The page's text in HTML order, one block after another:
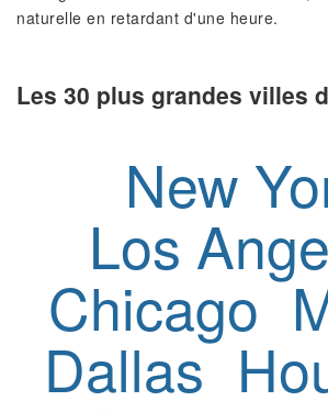
naturelle en retardant d'une heure.
Les 30 plus grandes villes
New
Los
Chicago
Dallas